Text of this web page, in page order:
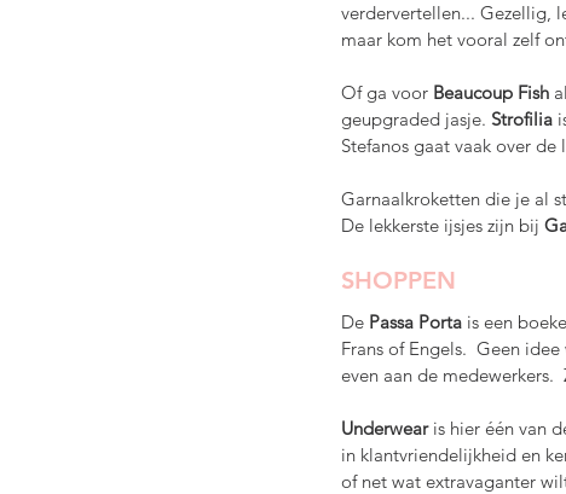
verdervertellen... Gezellig,
maar kom het vooral zelf
Of ga voor Beaucoup Fish
geupgraded jasje. Strofilia
Stefanos gaat vaak over de
Garnaalkroketten die je al
De lekkerste ijsjes zijn bij
SHOPPEN
De Passa Porta is een
Frans of Engels.  Geen
even aan de medewerkers.
Underwear is hier één van
in klantvriendelijkheid en
of net wat extravaganter